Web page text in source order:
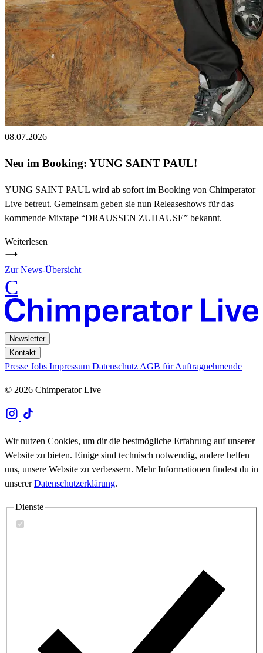
08.07.2026
Neu im Booking: YUNG SAINT PAUL!
YUNG SAINT PAUL wird ab sofort im Booking von Chimperator
Live betreut. Gemeinsam geben sie nun Releaseshows für das
kommende Mixtape “DRAUSSEN ZUHAUSE” bekannt.
Weiterlesen
Zur News-Übersicht
C
Newsletter
Kontakt
Presse Jobs Impressum Datenschutz AGB für Auftragnehmende
© 2026 Chimperator Live
Wir nutzen Cookies, um dir die bestmögliche Erfahrung auf unserer
Website zu bieten. Einige sind technisch notwendig, andere helfen
uns, unsere Website zu verbessern. Mehr Informationen findest du in
unsererDatenschutzerklärung.
Dienste